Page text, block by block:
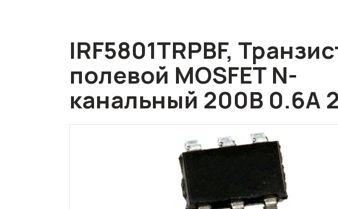
IRF5801TRPBF,
полевой MOSFET N-
канальный 200В 0.6А